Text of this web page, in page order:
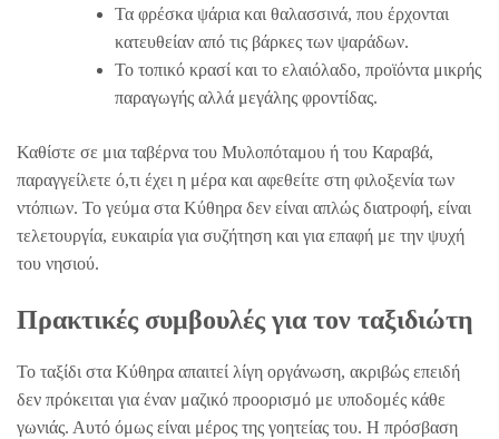
Τα φρέσκα ψάρια και θαλασσινά, που έρχονται
κατευθείαν από τις βάρκες των ψαράδων.
Το τοπικό κρασί και το ελαιόλαδο, προϊόντα μικρής
παραγωγής αλλά μεγάλης φροντίδας.
Καθίστε σε μια ταβέρνα του Μυλοπόταμου ή του Καραβά,
παραγγείλετε ό,τι έχει η μέρα και αφεθείτε στη φιλοξενία των
ντόπιων. Το γεύμα στα Κύθηρα δεν είναι απλώς διατροφή, είναι
τελετουργία, ευκαιρία για συζήτηση και για επαφή με την ψυχή
του νησιού.
Πρακτικές συμβουλές για τον ταξιδιώτη
Το ταξίδι στα Κύθηρα απαιτεί λίγη οργάνωση, ακριβώς επειδή
δεν πρόκειται για έναν μαζικό προορισμό με υποδομές κάθε
γωνιάς. Αυτό όμως είναι μέρος της γοητείας του. Η πρόσβαση